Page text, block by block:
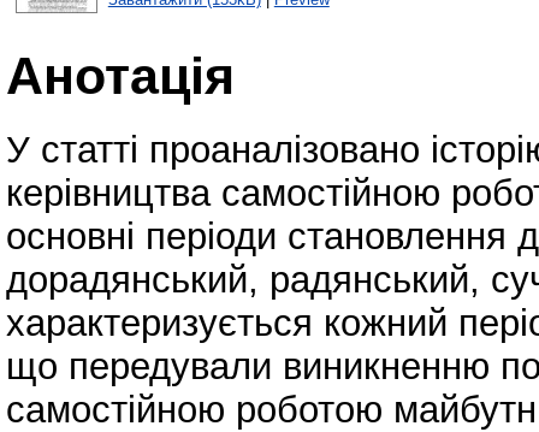
Анотація
У статті проаналізовано
керівництва самостійною
основні періоди становлення
дорадянський, радянський,
характеризується кожний
що передували виникненню
самостійною роботою